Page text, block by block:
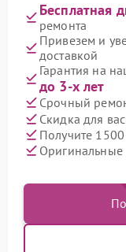
Бесплатная
ремонта
Привезем и
доставкой
Гарантия на
до 3-х лет
Срочный
Скидка для
Получите